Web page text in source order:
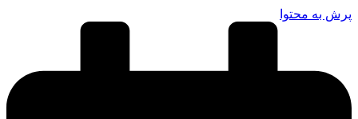
پرش به محتوا